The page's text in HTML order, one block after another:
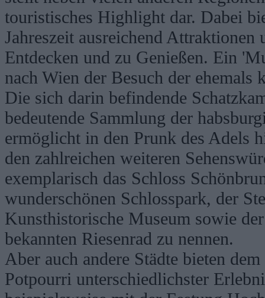
touristisches Highlight dar. Dabei
Jahreszeit ausreichend Attraktionen
Entdecken und zu Genießen. Ein
nach Wien der Besuch der ehemals
Die sich darin befindende
bedeutende Sammlung der
ermöglicht in den Prunk des Adels
den zahlreichen weiteren
exemplarisch das Schloss
wunderschönen Schlosspark, der
Kunsthistorische Museum sowie
bekannten Riesenrad zu nennen.
Aber auch andere Städte bieten
Potpourri unterschiedlichster